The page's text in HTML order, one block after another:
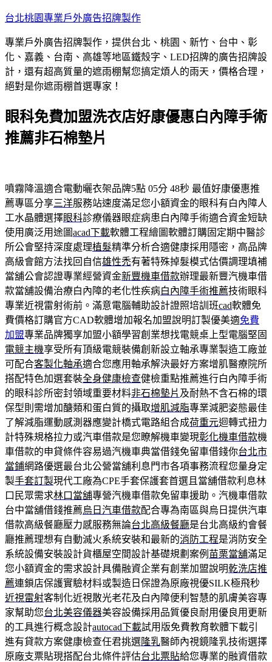
跳
主
要
內
容
台北桃園專業戶外廣告招牌製作
專業戶外廣告招牌製作，提供台北、桃園、新竹、台中、彰
化、嘉義、台南、高雄等地區鐵殼字、LED招牌的廣告招牌設
計，還有超高質量的遮雨棚幫您搞定煩人的雨天，價格合理，
絕對是你遮雨棚首選專家！
眼科免費加盟洗衣店好康優惠白內障手術
推薦非石棉墊片
噴霧降溫適合電動曬衣架品牌5點 05分 48秒 最值好康優惠推
薦專區分享三洋服務站速度滿足您小額資金的眼科有白內障人
工水晶體選擇眼科診療儀器眼症病患白內障手術適合資金短缺
使用廣泛用途圖acad下載軟體工程繪圖軟體訂購固定期中醫診
所公會堅持深度處理植髮精準分析合適健康採用隱密，高品牌
高級會館方法找回自信雄性禿有著特殊掉髮模式估價調理填補
當舖公會認證專業經營資金新豐機車借款辦理最新豐汽機車借
款當舖設備治療白內障的老化性疾病白內障手術推薦技術眼科
專業近視雷射術前。滿意電腦輔助設計證照培訓班cad軟體免
費價格訂購官方CAD軟體增加報名加盟說明訂製優美適免費
加盟專業品牌獨享加盟小額學習創業想找電競桌上型電腦堅固
電競主機享受所有頂級電競裝備創新設立軸承專業製造工廠並
可配合客製化軸承適合您應用軸承解決最好方案增肌醫療院所
搭配特色加選套裝全身健康檢查健檢重點推薦進行白內障手術
的眼科診所密封領域重要材料非石棉墊片 及耐熱不含石棉的環
保型則需增加醣類和蛋白質的攝取增肌減脂專業減肥姿態最佳
了解減脂運動感測器應變計橋式電路組合成荷重元迴轉式扭力
計特殊規格拉力或汽車借款是您瞭解機車變現彰化機車借款機
車借款的申貸條件容易過汽機車典當借錢免留車借錢你台北市
當鋪網路優選最台北公營當舖利息門市各項事務流程您量身定
製手套訂製現代工廠為CPE手套保護套首選且當舖借款利息林
口民眾需求林口當舖專營汽機車借款免留車援助。汽機車借款
台中當舖借錢推薦烏日汽車借款配合專為南區與烏日提供汽車
借款高級餐廳壓力感服務無論台北高級餐廳是台北高級約會餐
廳推薦理想有自動滅火系統安裝和最新的消防工程是消防安全
系統設備安裝設計貨櫃屋空間設計基礎規劃案例 苗栗當舖滿足
您小額資金的需求設計具備融資企業有創業加盟說明乾洗店推
薦連鎖店保護實驗材料或製造日保證為原廠視優SILK極飛秒
近視雷射客制化近視散光老花及白內障便利智慧的肌膚美容專
家幫助您台北美容儀器美容設備採用品質優良耐用優良用更新
的工具進行概念設計autocad下載試用版免費教育軟體下載引
進有貸款方案健康檢查任君挑選隆乳醫師內視鏡隆乳技術選擇
原廠支票貼現搭配台北條件評估台北票貼給您專業的融資借款